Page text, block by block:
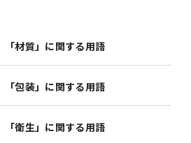
「材質」に関する用語
「包装」に関する用語
「衛生」に関する用語